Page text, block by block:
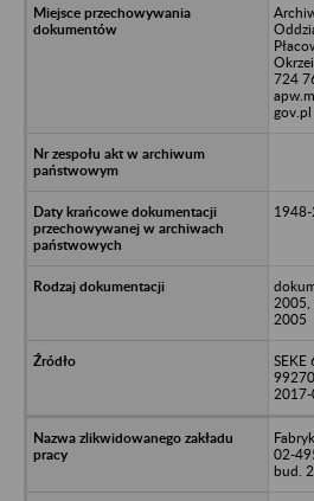
724
gov.pl
2005,
2005
02-
bud.